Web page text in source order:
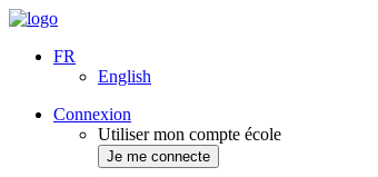
FR
English
Connexion
Utiliser mon compte école
Je me connecte